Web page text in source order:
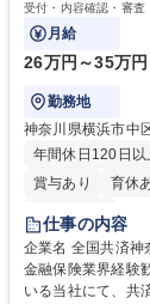
受付・内容確認・審査
対応や書類発送等を担
月給
26万円～35万円
勤務地
神奈川県横浜市中
年間休日120日以
賞与あり
育休
土日祝休み
仕事の内容
企業名 全国共済神奈川県生活協同
金融保険業界経験歓迎/各種手
いる当社にて、共